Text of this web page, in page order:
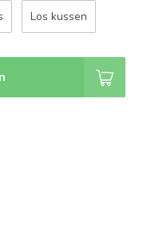
Los kussen